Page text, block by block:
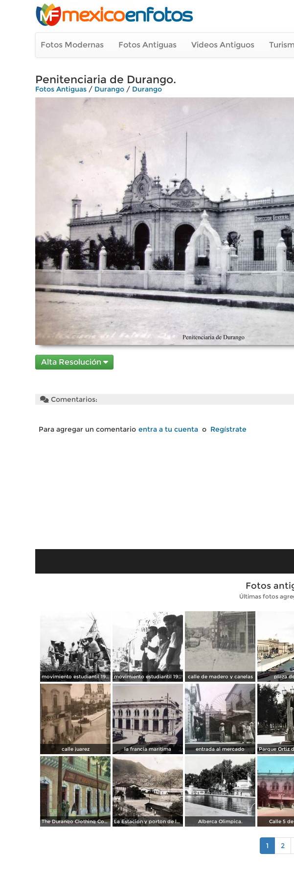
Fotos Modernas Fotos Antiguas Videos Antiguos
Penitenciaria de Durango.
Fotos Antiguas / Durango / Durango
Alta Resolución
Comentarios:
Para agregar un comentario entra a tu cuenta o Regístrate
Fotos
Últimas fotos
movimiento estudiantil 1966 movimiento estudiantil 1966 calle de madero y canelas plaza
calle juarez la francia maritima entrada al mercado
The Durango Clothing Company La Estacion y porton de la fabrica Dinamita. Alberca Olimpica. Calle 5
1 2